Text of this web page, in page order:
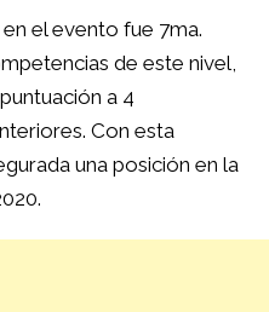
el evento fue 7ma.
de este nivel,
a 4
Con esta
una posición en la